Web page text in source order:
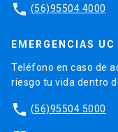
phone (56)95504 4000
EMERGENCIAS UC
Teléfono en caso de
riesgo tu vida dentro
phone (56)95504 5000